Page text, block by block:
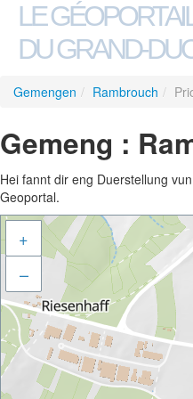
LE
DU GRAND-
Gemengen / Rambrouch /
Gemeng :
Hei fannt dir eng Duerstellung
Geoportal.
+
–